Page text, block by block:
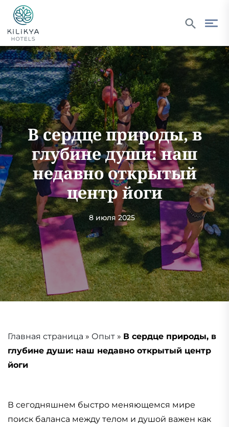
В сердце природы, в
глубине души: наш
недавно открытый
центр йоги
8 июля 2025
Главная страница » Опыт » В сердце природы, в
глубине души: наш недавно открытый центр
йоги
В сегодняшнем быстро меняющемся мире
поиск баланса между телом и душой важен как